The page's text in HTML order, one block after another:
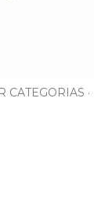
CATEGORIAS